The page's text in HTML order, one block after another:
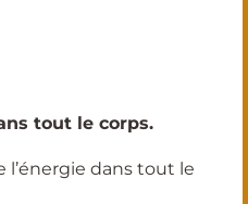
tout le corps.
l’énergie dans tout le